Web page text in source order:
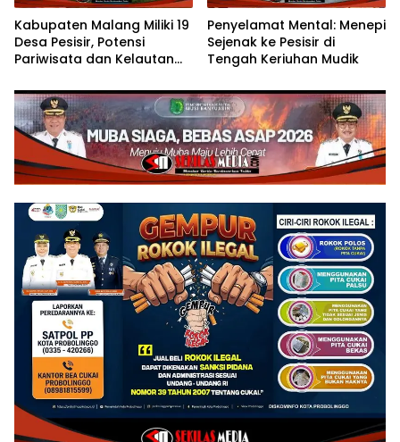
Kabupaten Malang Miliki 19
Desa Pesisir, Potensi
Pariwisata dan Kelautan
Penyelamat Mental: Menepi
Sejenak ke Pesisir di
Tengah Keriuhan Mudik